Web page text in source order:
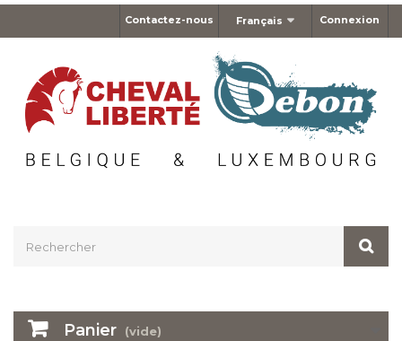
Connexion
Français
Contactez-nous
Panier (vide)